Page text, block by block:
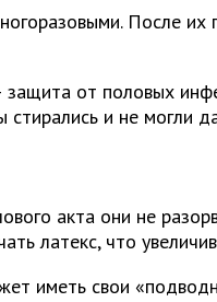
После
от половых
и не могли
акта они не
латекс, что
иметь свои